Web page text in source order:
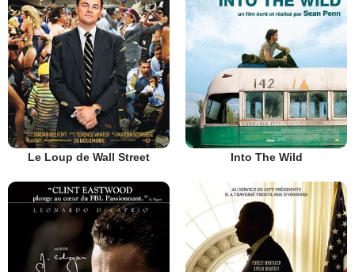
Le Loup de Wall Street Into The Wild